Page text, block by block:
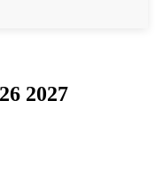
2027